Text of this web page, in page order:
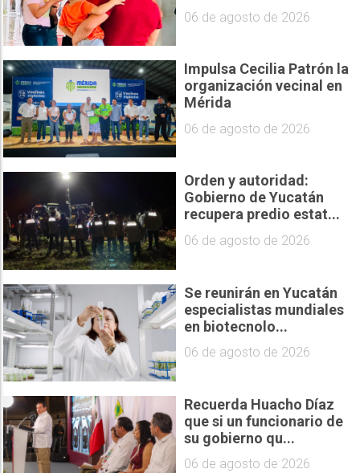
06 de agosto de 2026
Impulsa Cecilia Patrón la
organización vecinal en
Mérida
06 de agosto de 2026
Orden y autoridad:
Gobierno de Yucatán
recupera predio estat...
06 de agosto de 2026
Se reunirán en Yucatán
especialistas mundiales
en biotecnolo...
06 de agosto de 2026
Recuerda Huacho Díaz
que si un funcionario de
su gobierno qu...
06 de agosto de 2026